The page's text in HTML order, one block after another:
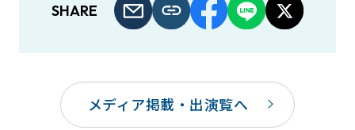
SHARE
メディア掲載・出演覧へ